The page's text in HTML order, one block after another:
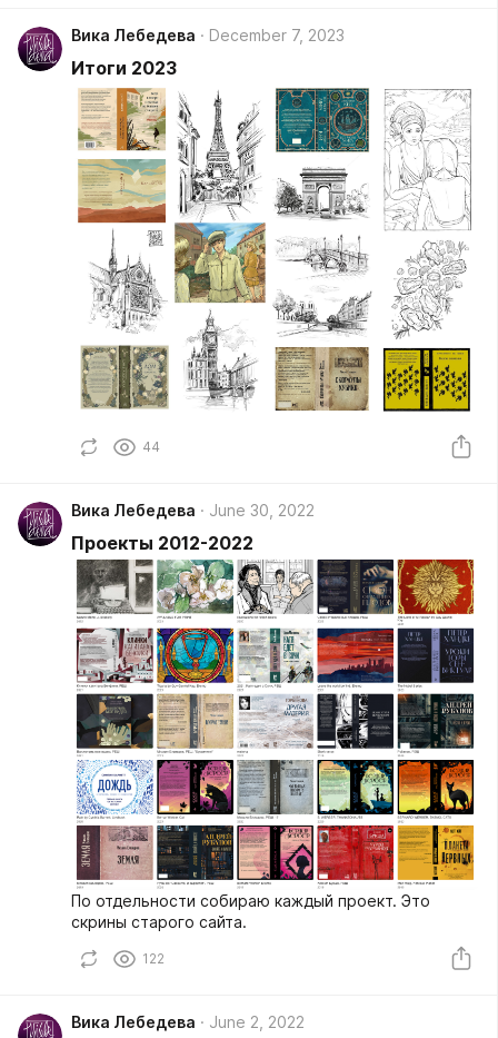
Вика Лебедева December 7, 2023
Итоги 2023
44
Вика Лебедева June 30, 2022
Проекты 2012-2022
По отдельности собираю каждый проект. Это
скрины старого сайта.
122
Вика Лебедева June 2, 2022